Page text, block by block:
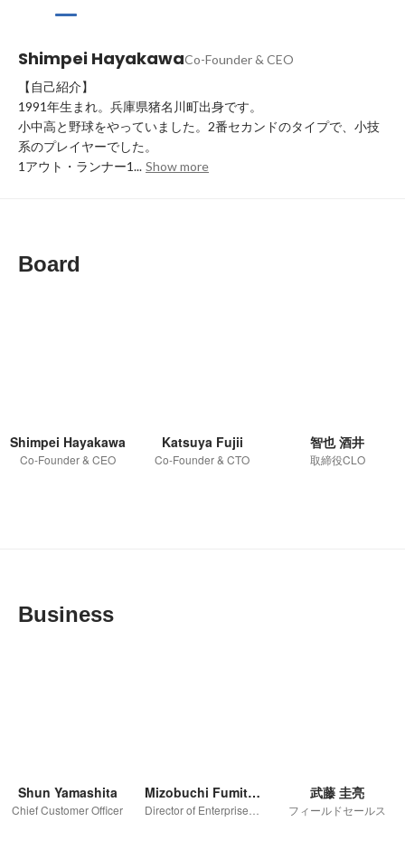
Shimpei HayakawaCo-Founder & CEO
【自己紹介】
1991年生まれ。兵庫県猪名川町出身です。
小中高と野球をやっていました。2番セカンドのタイプで、小技
系のプレイヤーでした。
1アウト・ランナー1... Show more
Board
Shimpei Hayakawa
Co-Founder & CEO
Katsuya Fujii
Co-Founder & CTO
智也 酒井
取締役CLO
Business
Shun Yamashita
Chief Customer Officer
Mizobuchi Fumitaka 武藤 圭亮
フィールドセールス